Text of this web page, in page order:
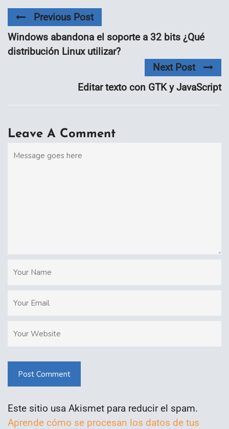
Previous Post
Windows abandona el soporte a 32 bits ¿Qué
distribución Linux utilizar?
Next Post
Editar texto con GTK y JavaScript
Leave A Comment
Post Comment
Este sitio usa Akismet para reducir el spam.
Aprende cómo se procesan los datos de tus